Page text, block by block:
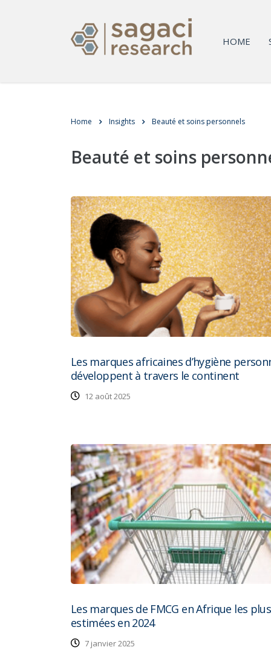
HOME
Home Insights Beauté et soins personnels
Beauté et soins
Les marques africaines d’hygiène
développent à travers le continent
12 août 2025
Les marques de FMCG en Afrique les
estimées en 2024
7 janvier 2025